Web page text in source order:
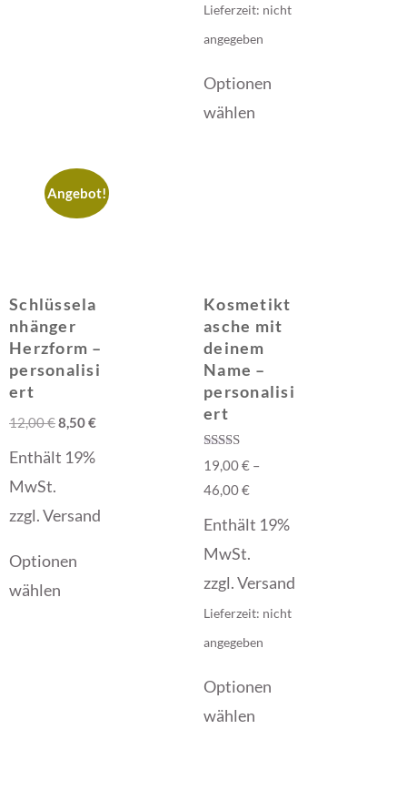
Lieferzeit: nicht
angegeben
Optionen
wählen
Angebot!
Schlüssela
nhänger
Herzform –
personalisi
ert
12,00€8,50€
Enthält 19%
MwSt.
zzgl.Versand
Optionen
wählen
Kosmetikt
asche mit
deinem
Name –
personalisi
ert
Bewertet mit
5.00
von 5
19,00€ –
46,00€
Enthält 19%
MwSt.
zzgl.Versand
Lieferzeit: nicht
angegeben
Optionen
wählen